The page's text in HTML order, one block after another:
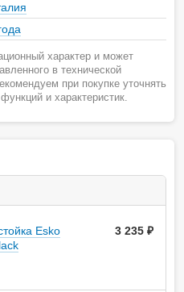
характер и может
в технической
при покупке уточнять
и характеристик.
Esko
3 235